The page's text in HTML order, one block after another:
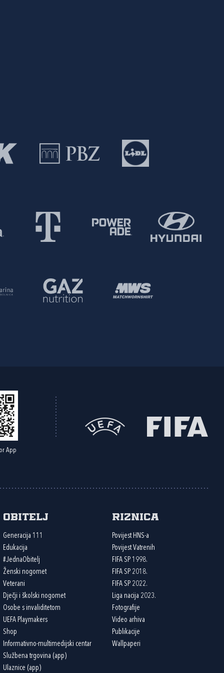
App
Obitelj
Generacija 111
Edukacija
#JednaObitelj
Ženski nogomet
Veterani
Dječji i školski nogomet
Osobe s invaliditetom
UEFA Playmakers
Shop
Informativno-multimedijski centar
Službena trgovina (app)
Ulaznice (app)
Riznica
Povijest HNS-a
Povijest Vatrenih
FIFA SP 1998.
FIFA SP 2018.
FIFA SP 2022.
Liga nacija 2023.
Fotografije
Video arhiva
Publikacije
Wallpaperi